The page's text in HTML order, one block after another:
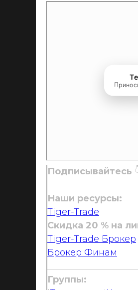
Подписывайтесь
Наши ресурсы:
Tiger-Trade
Скидка 20 % на
Tiger-Trade Брокер
Брокер Финам
Группы: